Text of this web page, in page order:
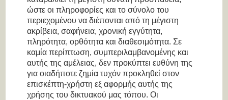
ώστε οι πληροφορίες και το σύνολο του
περιεχομένου να διέπονται από τη μέγιστη
ακρίβεια, σαφήνεια, χρονική εγγύτητα,
πληρότητα, ορθότητα και διαθεσιμότητα. Σε
καμία περίπτωση, συμπεριλαμβανομένης και
αυτής της αμέλειας, δεν προκύπτει ευθύνη της
για οιαδήποτε ζημία τυχόν προκληθεί στον
επισκέπτη-χρήστη εξ αφορμής αυτής της
χρήσης του δικτυακού μας τόπου. Οι